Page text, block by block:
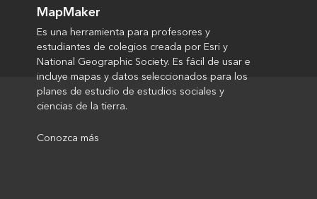
MapMaker
Es una herramienta para profesores y
estudiantes de colegios creada por Esri y
National Geographic Society. Es fácil de usar e
incluye mapas y datos seleccionados para los
planes de estudio de estudios sociales y
ciencias de la tierra. ​
Conozca más